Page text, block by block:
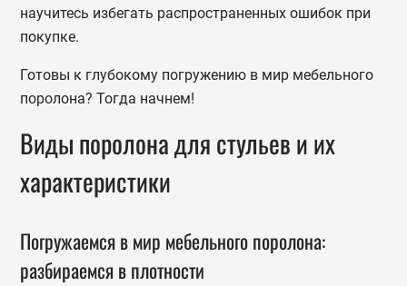
научитесь избегать распространенных ошибок при
покупке.
Готовы к глубокому погружению в мир мебельного
поролона? Тогда начнем!
Виды поролона для стульев и их
характеристики
Погружаемся в мир мебельного поролона:
разбираемся в плотности